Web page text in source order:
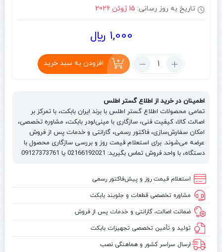
تاریخ به روز رسانی: 15 ژوئن 2026
1,000 ﷼
تعداد:
بابکت
S86
|
Engine
Oil
Bobcat
افزودن به سبد خرید
اطمینان در خرید از اطلاع گستر اطلس
تمامی محصولات اطلاع گستر اطلس با برند ایران بابکت، با تمرکز بر
اصالت کالا، کیفیت فنی، سازگاری با مینی‌لودر بابکت، مشاوره تخصصی،
امکان سفارش‌سازی، فاکتور رسمی، گارانتی و خدمات پس از فروش
عرضه می‌شوند. برای استعلام قیمت روز و بررسی سازگاری محصول با
دستگاه، با واحد فروش تماس بگیرید: 02166192021 یا 09127373761
استعلام قیمت روز و پیش‌فاکتور رسمی
مشاوره تخصصی قطعات و جلوبند بابکت
ضمانت اصالت، گارانتی و خدمات پس از فروش
تولید و تأمین تخصصی تجهیزات بابکت
ارسال سراسر کشور و هماهنگی نصب